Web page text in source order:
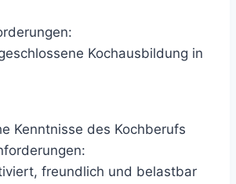
Kochausbildung in
Kenntnisse des Kochberufs
freundlich und belastbar